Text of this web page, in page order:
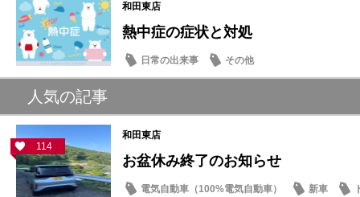
和田東店
熱中症の症状と対処
日常の出来事 その他
人気の記事
114
和田東店
お盆休み終了のお知らせ
電気自動車（100%電気自動車） 新車